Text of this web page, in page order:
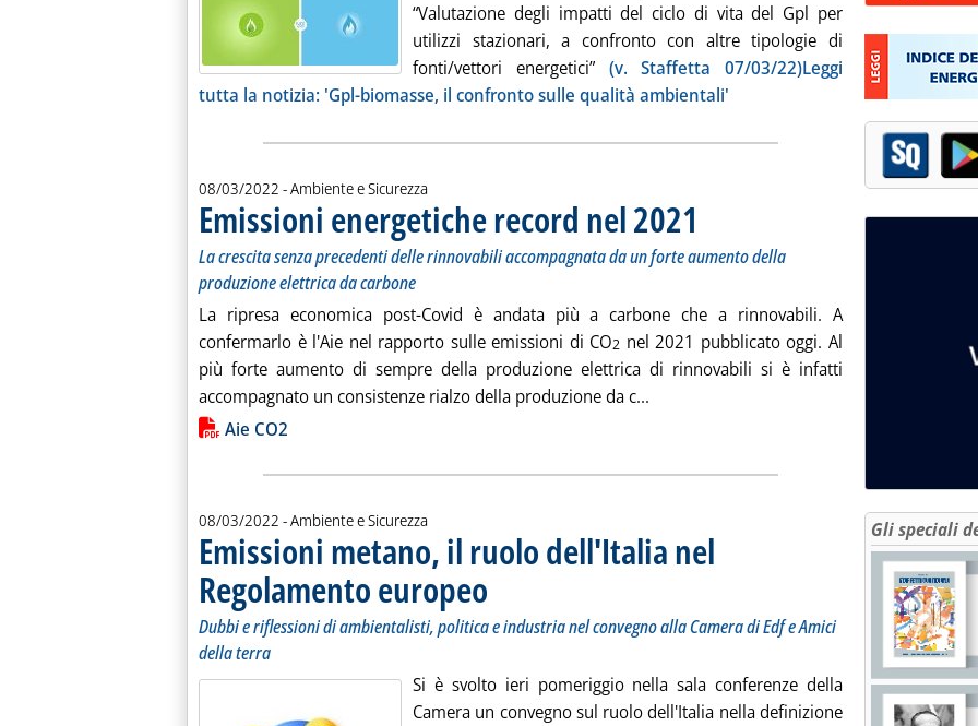
“Valutazione degli impatti del ciclo di vita del Gpl per
utilizzi stazionari, a confronto con altre tipologie di
fonti/vettori energetici” (v. Staffetta 07/03/22)Leggi
tutta la notizia: 'Gpl-biomasse, il confronto sulle qualità ambientali'
08/03/2022 - Ambiente e Sicurezza
Emissioni energetiche record nel 2021
La crescita senza precedenti delle rinnovabili accompagnata da un forte aumento della
produzione elettrica da carbone
La ripresa economica post-Covid è andata più a carbone che a rinnovabili. A
confermarlo è l'Aie nel rapporto sulle emissioni di CO2 nel 2021 pubblicato oggi. Al
più forte aumento di sempre della produzione elettrica di rinnovabili si è infatti
accompagnato un consistenze rialzo della produzione da c...
Lista allegati PDF alla notizia
Aie CO2
08/03/2022 - Ambiente e Sicurezza
Emissioni metano, il ruolo dell'Italia nel
Regolamento europeo . Sottotitolo: Dubbi e riflessioni di ambientalisti, politica e industria nel convegno alla
Dubbi e riflessioni di ambientalisti, politica e industria nel convegno alla Camera di Edf e Amici
della terra
Si è svolto ieri pomeriggio nella sala conferenze della
Camera un convegno sul ruolo dell'Italia nella definizione
Gli speciali